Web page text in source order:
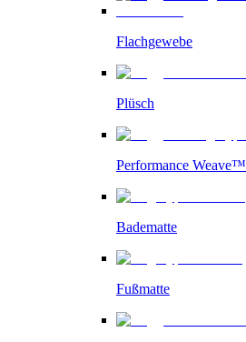
Flachgewebe
Plüsch
Performance Weave™
Badematte
Fußmatte